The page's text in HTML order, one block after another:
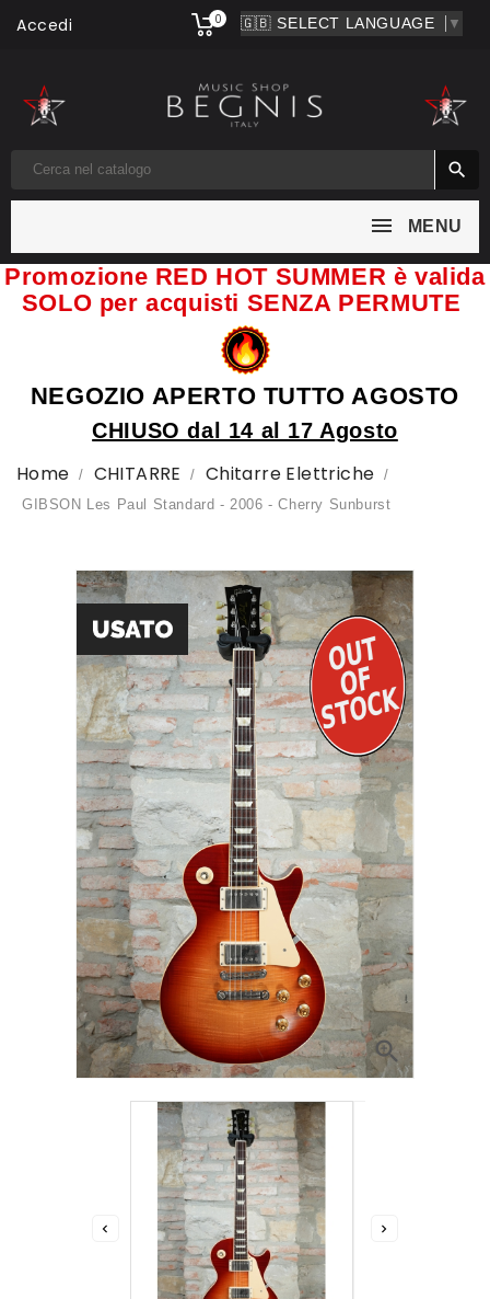
▼
Accedi 0

MENU
Promozione RED HOT SUMMER è valida
SOLO per acquisti SENZA PERMUTE
NEGOZIO APERTO TUTTO AGOSTO
CHIUSO dal 14 al 17 Agosto
Home CHITARRE Chitarre Elettriche
GIBSON Les Paul Standard - 2006 - Cherry Sunburst

 